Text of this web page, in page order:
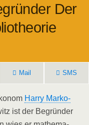
Der
Mail SMS
Har­ry Mar­ko­
ist der Begrün­der